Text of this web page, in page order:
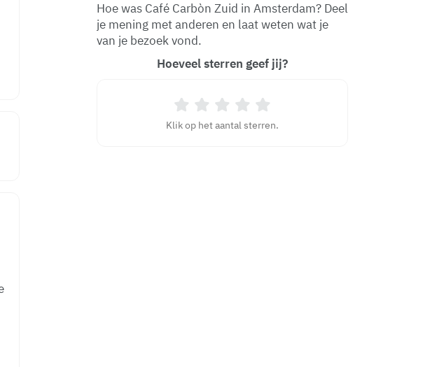
Hoe was Café Carbòn Zuid in Amsterdam? Deel
je mening met anderen en laat weten wat je
van je bezoek vond.
Hoeveel sterren geef jij?
Klik op het aantal sterren.